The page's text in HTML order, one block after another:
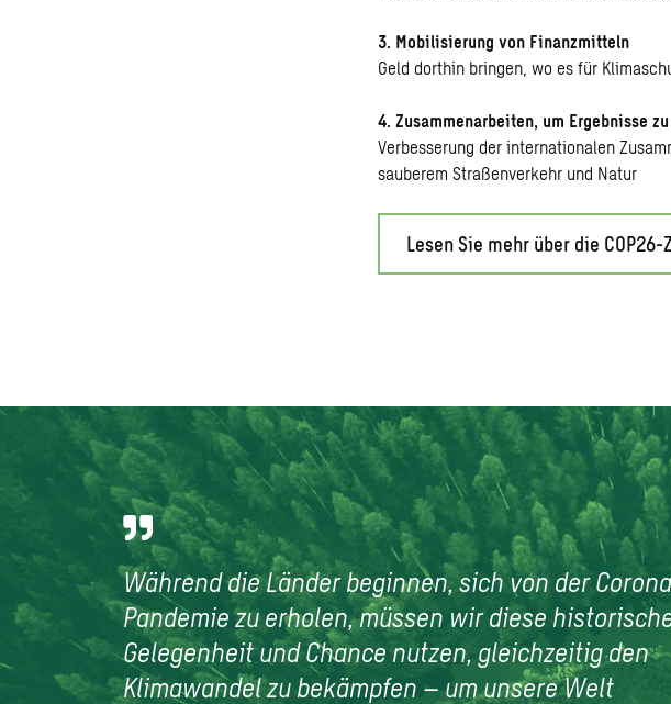
3. Mobilisierung von Finanzmitteln
Geld dorthin bringen, wo es für
4. Zusammenarbeiten, um Ergebnisse
Verbesserung der internationalen
sauberem Straßenverkehr und Natur
Lesen Sie mehr über die COP26-
Während die Länder beginnen, sich von der
Pandemie zu erholen, müssen wir diese
Gelegenheit und Chance nutzen, gleichzeitig den
Klimawandel zu bekämpfen – um unsere Welt